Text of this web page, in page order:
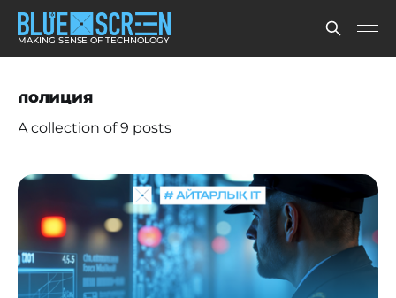
MAKING SENSE OF TECHNOLOGY
полиция
A collection of 9 posts